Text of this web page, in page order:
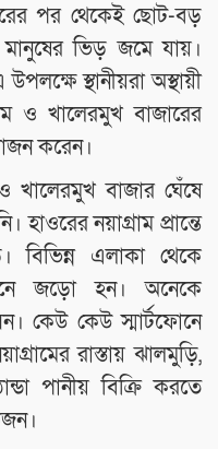
পর থেকেই ছোট-বড়
ভিড় জমে যায়।
স্থানীয়রা অস্থায়ী
ও খালেরমুখ বাজারের
করেন।
খালেরমুখ বাজার ঘেঁষে
হাওরের নয়াগ্রাম প্রান্তে
এলাকা থেকে
জড়ো হন। অনেকে
কেউ কেউ স্মার্টফোনে
রাস্তায় ঝালমুড়ি,
পানীয় বিক্রি করতে